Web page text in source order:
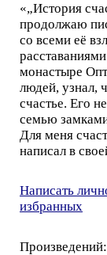
«„История
продолжаю
со всеми её
монастыре
людей, узнал,
счастье. Его
семью
Для меня
написал в
Написать
избранных
Произведений: